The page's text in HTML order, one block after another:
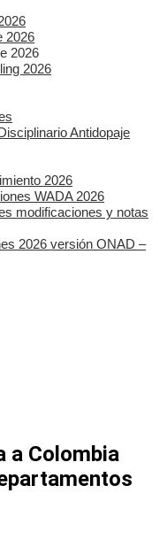
2026
2026
2026
Antidopaje
2026
WADA 2026
modificaciones y notas
2026 versión ONAD –
a Colombia